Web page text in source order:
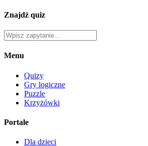
Znajdź quiz
Menu
Quizy
Gry logiczne
Puzzle
Krzyżówki
Portale
Dla dzieci